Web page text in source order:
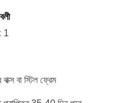
1
বাক্স বা স্টিল ফ্রেম